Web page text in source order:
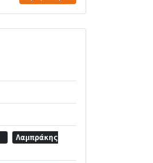
Λαμπράκης